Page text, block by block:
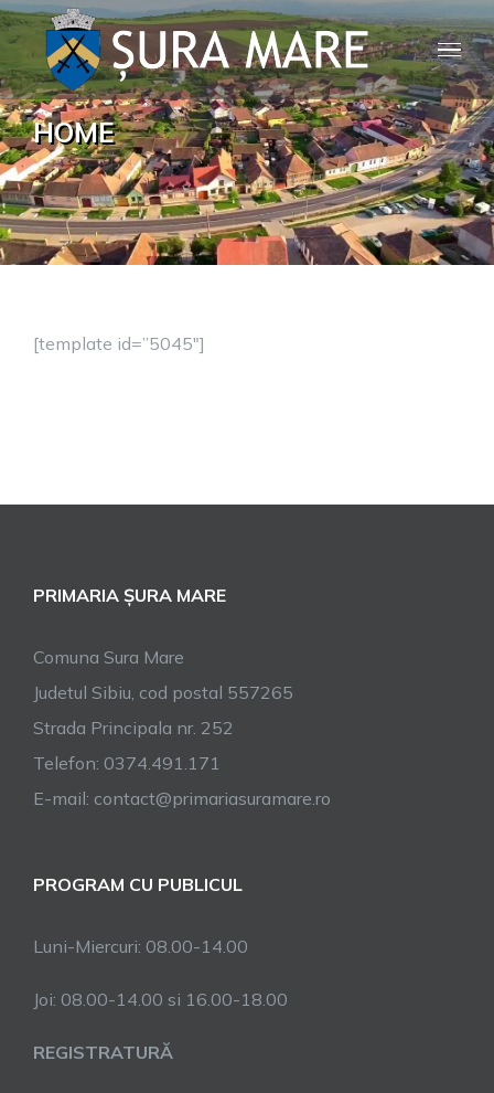
Skip
content
HOME
[template id=”5045″]
PRIMARIA ȘURA MARE
Comuna Sura Mare
Judetul Sibiu, cod postal 557265
Strada Principala nr. 252
Telefon: 0374.491.171
E-mail: contact@primariasuramare.ro
PROGRAM CU PUBLICUL
Luni-Miercuri: 08.00-14.00
Joi: 08.00-14.00 si 16.00-18.00
REGISTRATURĂ